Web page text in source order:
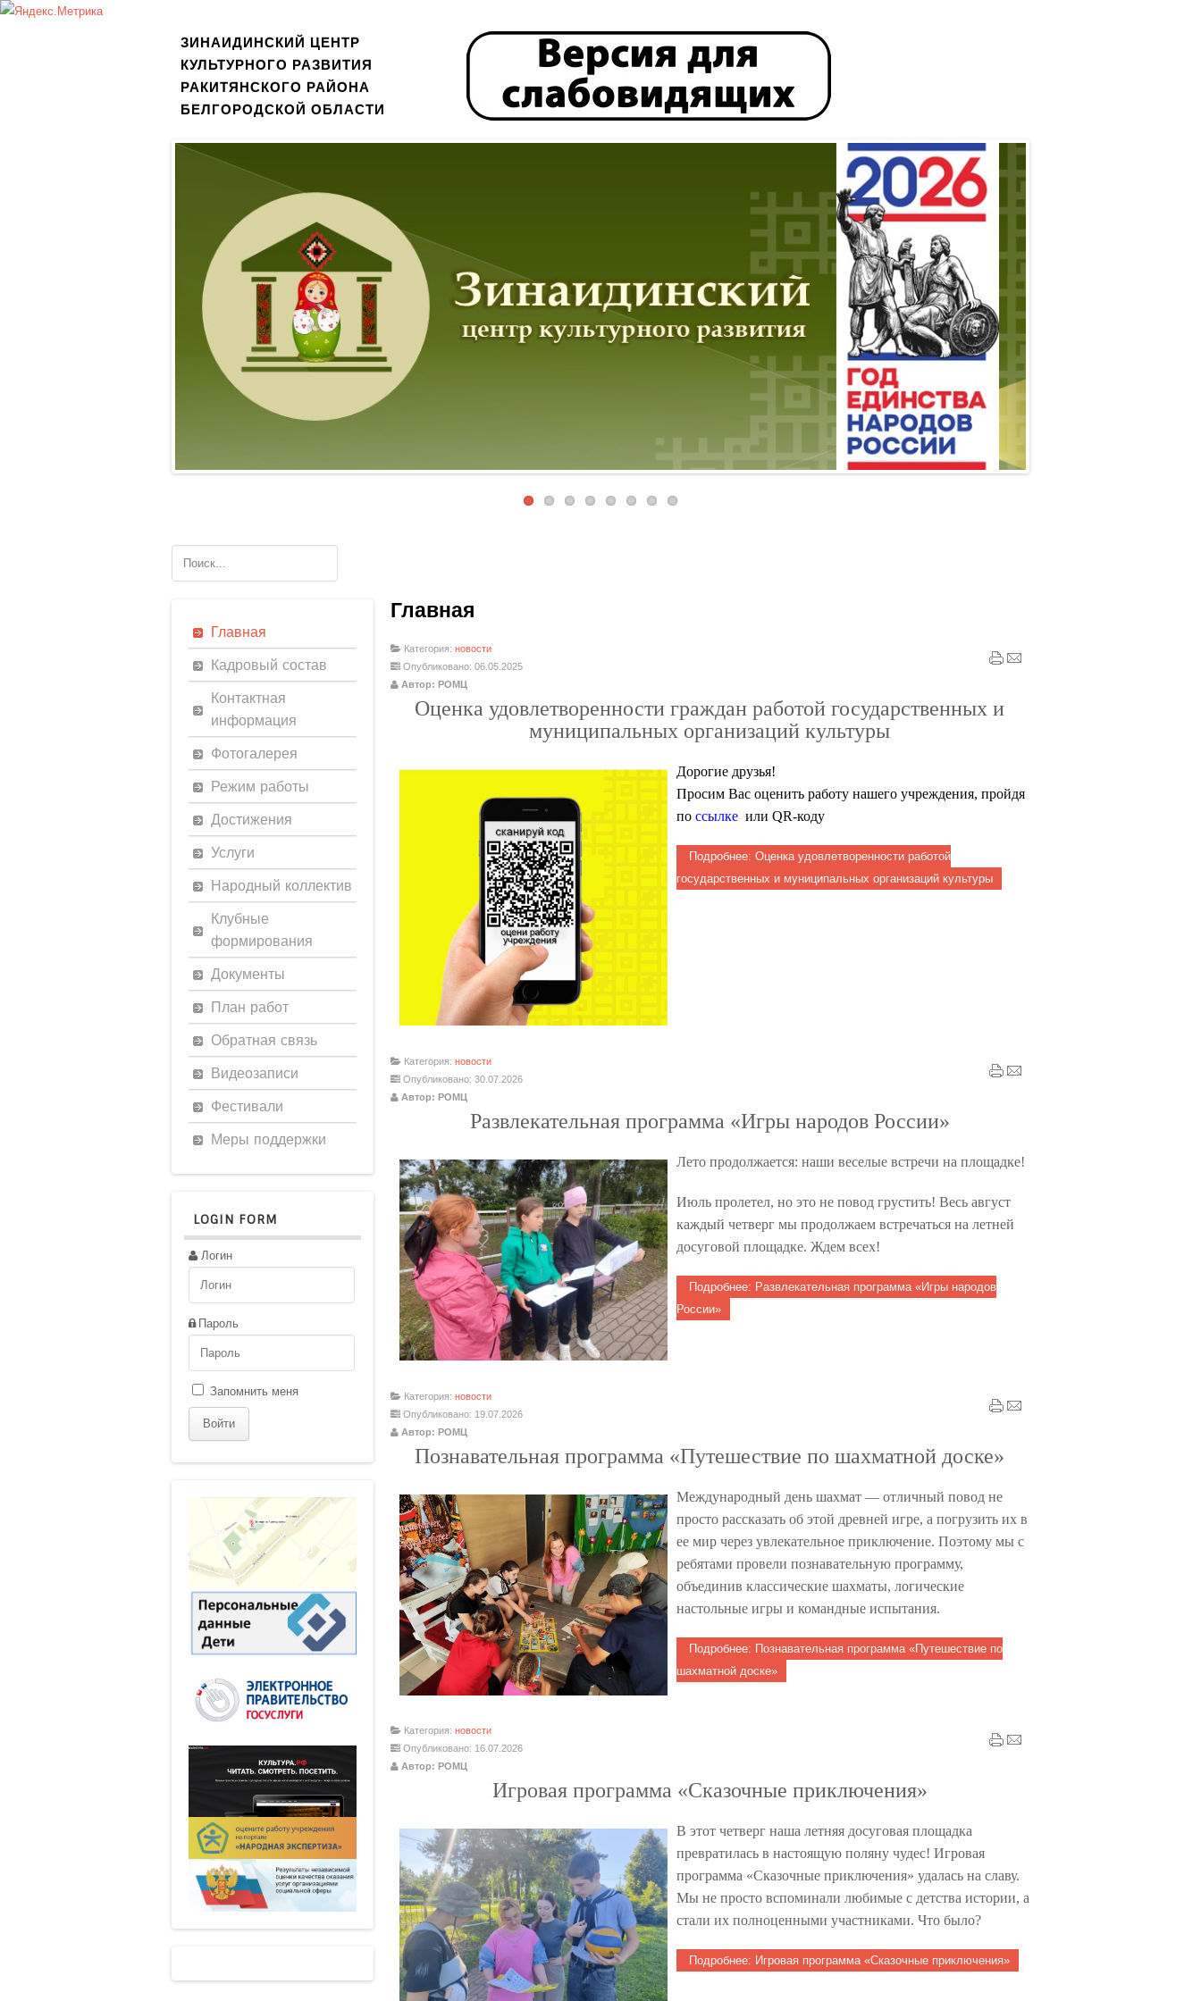
ЗИНАИДИНСКИЙ ЦЕНТР
КУЛЬТУРНОГО РАЗВИТИЯ
РАКИТЯНСКОГО РАЙОНА
БЕЛГОРОДСКОЙ ОБЛАСТИ
Главная
Кадровый состав
Контактная
информация
Фотогалерея
Режим работы
Достижения
Услуги
Народный коллектив
Клубные
формирования
Документы
План работ
Обратная связь
Видеозаписи
Фестивали
Меры поддержки
LOGIN FORM
Логин
Пароль
Запомнить меня
Главная
Категория: новости
Опубликовано: 06.05.2025
Автор: РОМЦ
Оценка удовлетворенности граждан работой государственных и
муниципальных организаций культуры
Дорогие друзья!
Просим Вас оценить работу нашего учреждения, пройдя
по ссылке или QR-коду
Подробнее: Оценка удовлетворенности работой
государственных и муниципальных организаций культуры
Категория: новости
Опубликовано: 30.07.2026
Автор: РОМЦ
Развлекательная программа «Игры народов России»
Лето продолжается: наши веселые встречи на площадке!
Июль пролетел, но это не повод грустить! Весь август
каждый четверг мы продолжаем встречаться на летней
досуговой площадке. Ждем всех!
Подробнее: Развлекательная программа «Игры народов
России»
Категория: новости
Опубликовано: 19.07.2026
Автор: РОМЦ
Познавательная программа «Путешествие по шахматной доске»
Международный день шахмат — отличный повод не
просто рассказать об этой древней игре, а погрузить их в
ее мир через увлекательное приключение. Поэтому мы с
ребятами провели познавательную программу,
объединив классические шахматы, логические
настольные игры и командные испытания.
Подробнее: Познавательная программа «Путешествие по
шахматной доске»
Категория: новости
Опубликовано: 16.07.2026
Автор: РОМЦ
Игровая программа «Сказочные приключения»
В этот четверг наша летняя досуговая площадка
превратилась в настоящую поляну чудес! Игровая
программа «Сказочные приключения» удалась на славу.
Мы не просто вспоминали любимые с детства истории, а
стали их полноценными участниками. Что было?
Подробнее: Игровая программа «Сказочные приключения»